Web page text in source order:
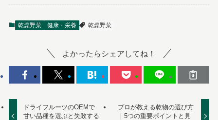
乾燥野菜 健康・栄養 乾燥野菜
よかったらシェアしてね！
ドライフルーツのOEMで
甘い品種を選ぶと失敗する
プロが教える乾物の選び方
｜5つの重要ポイントと見